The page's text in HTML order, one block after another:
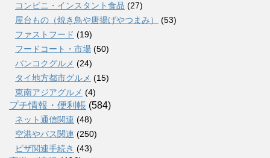
コンビニ・インスタント食品 (27)
屋台もの（焼き鳥や唐揚げやつまみ）
(53)
ファストフード (19)
フードコート・市場 (50)
バンコクグルメ (24)
タイ地方都市グルメ (15)
東南アジアグルメ (4)
プチ情報・便利帳 (584)
ネット通信関連 (48)
空港やバス関連 (250)
ビザ関連手続き (43)